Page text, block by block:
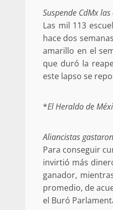
Suspende CdMx
Las mil 113
hace dos
amarillo en el
que duró la
este lapso se
*El Heraldo de
Aliancistas
Para conseguir
invirtió más
ganador,
promedio, de
el Buró